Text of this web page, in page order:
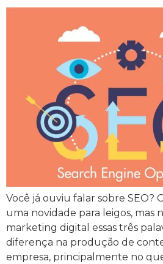
Você já ouviu falar sobre SEO?
uma novidade para leigos, mas
marketing digital essas três
diferença na produção de
empresa, principalmente no